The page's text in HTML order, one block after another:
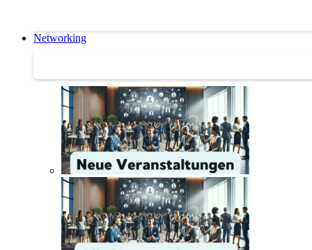
Networking